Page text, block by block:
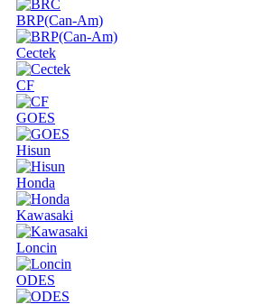
BRP(Can-Am)
Cectek
CF
GOES
Hisun
Honda
Kawasaki
Loncin
ODES